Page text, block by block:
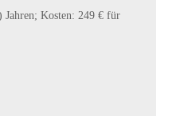
Kosten: 249 € für